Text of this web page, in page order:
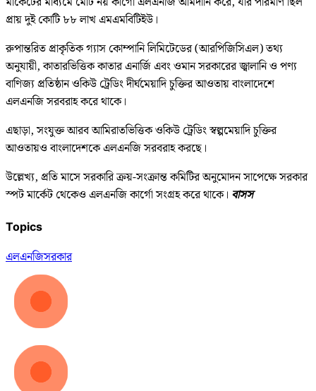
প্রায় দুই কোটি ৮৮ লাখ এমএমবিটিইউ।
রুপান্তরিত প্রাকৃতিক গ্যাস কোম্পানি লিমিটেডের (আরপিজিসিএল) তথ্য
অনুযায়ী, কাতারভিত্তিক কাতার এনার্জি এবং ওমান সরকারের জ্বালানি ও পণ্য
বাণিজ্য প্রতিষ্ঠান ওকিউ ট্রেডিং দীর্ঘমেয়াদি চুক্তির আওতায় বাংলাদেশে
এলএনজি সরবরাহ করে থাকে।
এছাড়া, সংযুক্ত আরব আমিরাতভিত্তিক ওকিউ ট্রেডিং স্বল্পমেয়াদি চুক্তির
আওতায়ও বাংলাদেশকে এলএনজি সরবরাহ করছে।
উল্লেখ্য, প্রতি মাসে সরকারি ক্রয়-সংক্রান্ত কমিটির অনুমোদন সাপেক্ষে সরকার
স্পট মার্কেট থেকেও এলএনজি কার্গো সংগ্রহ করে থাকে। বাসস
Topics
এলএনজিসরকার